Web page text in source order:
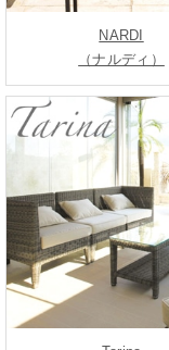
NARDI
（ナルディ）